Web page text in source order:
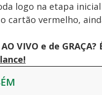
logo na etapa
cartão vermelho,
VIVO e de